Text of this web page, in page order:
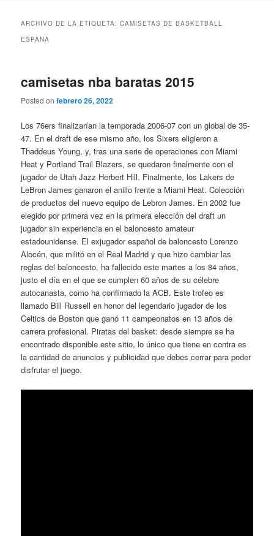
ARCHIVO DE LA ETIQUETA:CAMISETAS DE BASKETBALL
ESPANA
camisetas nba baratas 2015
Posted onfebrero 26, 2022
Los 76ers finalizarían la temporada 2006-07 con un global de 35-
47. En el draft de ese mismo año, los Sixers eligieron a
Thaddeus Young, y, tras una serie de operaciones con Miami
Heat y Portland Trail Blazers, se quedaron finalmente con el
jugador de Utah Jazz Herbert Hill. Finalmente, los Lakers de
LeBron James ganaron el anillo frente a Miami Heat. Colección
de productos del nuevo equipo de Lebron James. En 2002 fue
elegido por primera vez en la primera elección del draft un
jugador sin experiencia en el baloncesto amateur
estadounidense. El exjugador español de baloncesto Lorenzo
Alocén, que militó en el Real Madrid y que hizo cambiar las
reglas del baloncesto, ha fallecido este martes a los 84 años,
justo el día en el que se cumplen 60 años de su célebre
autocanasta, como ha confirmado la ACB. Este trofeo es
llamado Bill Russell en honor del legendario jugador de los
Celtics de Boston que ganó 11 campeonatos en 13 años de
carrera profesional. Piratas del basket: desde siempre se ha
encontrado disponible este sitio, lo único que tiene en contra es
la cantidad de anuncios y publicidad que debes cerrar para poder
disfrutar el juego.